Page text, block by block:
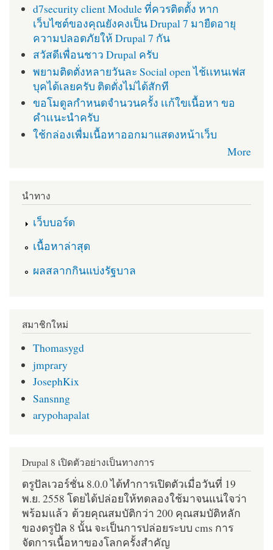
d7security client Module ที่ควรติดตั้ง หาก
เว็บไซต์ของคุณยังคงเป็น Drupal 7 มายืดอายุ
ความปลอดภัยให้ Drupal 7 กัน
สวัสดีเพื่อนชาว Drupal ครับ
พยามติดตั่งหลายวันละ Social open ไช้เเทนเฟส
บุคได้เลยครับ ติดตั่งไม่ได้สักที
ขอโมดูลกำหนดจำนวนครั้ง เเก้ใขเนื้อหา ขอ
คำเเนะนำครับ
ใช้กล่องเพื่มเนื้อหาออกมาแสดงหน้าเว็บ
More
นำทาง
เว็บบอร์ด
เนื้อหาล่าสุด
ผลสลากกินแบ่งรัฐบาล
สมาชิกใหม่
Thomasygd
jmprary
JosephKix
Sansnng
arypohapalat
Drupal 8 เปิดตัวอย่างเป็นทางการ
ดรูปัลเวอร์ชั่น 8.0.0 ได้ทำการเปิดตัวเมื่อวันที่ 19
พ.ย. 2558 โดยได้ปล่อยให้ทดลองใช้มาจนแน่ใจว่า
พร้อมแล้ว ด้วยคุณสมบัติกว่า 200 คุณสมบัติหลัก
ของดรูปัล 8 นั้น จะเป็นการปล่อยระบบ cms การ
จัดการเนื้อหาของโลกครั้งสำคัญ